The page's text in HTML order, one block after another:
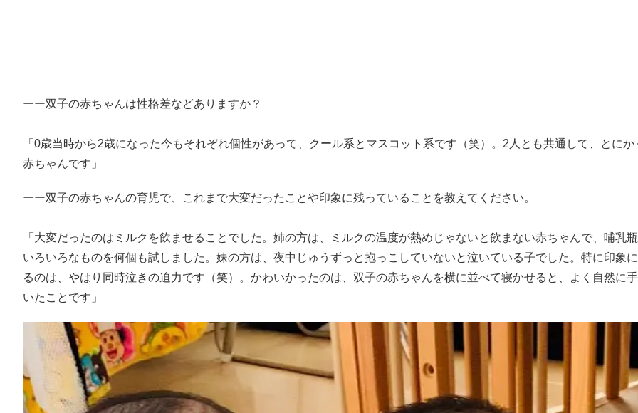
ーー双子の赤ちゃんは性格差などありますか？
「0歳当時から2歳になった今もそれぞれ個性があって、クール系とマスコット系です（笑）。2人とも共通して、とに
赤ちゃんです」
ーー双子の赤ちゃんの育児で、これまで大変だったことや印象に残っていることを教えてください。
「大変だったのはミルクを飲ませることでした。姉の方は、ミルクの温度が熱めじゃないと飲まない赤ちゃんで、哺乳
いろいろなものを何個も試しました。妹の方は、夜中じゅうずっと抱っこしていないと泣いている子でした。特に印象
るのは、やはり同時泣きの迫力です（笑）。かわいかったのは、双子の赤ちゃんを横に並べて寝かせると、よく自然に
いたことです」